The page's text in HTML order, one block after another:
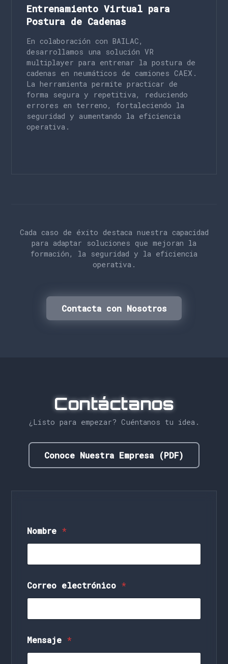
Entrenamiento Virtual para
Postura de Cadenas
En colaboración con BAILAC,
desarrollamos una solución VR
multiplayer para entrenar la postura de
cadenas en neumáticos de camiones CAEX.
La herramienta permite practicar de
forma segura y repetitiva, reduciendo
errores en terreno, fortaleciendo la
seguridad y aumentando la eficiencia
operativa.
Cada caso de éxito destaca nuestra capacidad
para adaptar soluciones que mejoran la
formación, la seguridad y la eficiencia
operativa.
Contacta con Nosotros
Contáctanos
¿Listo para empezar? Cuéntanos tu idea.
Conoce Nuestra Empresa (PDF)
Nombre *
o
m
r
*
N
o
Correo electrónico *
Mensaje *